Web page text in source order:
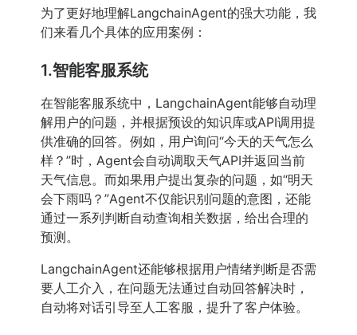
为了更好地理解LangchainAgent的强大功能，我
们来看几个具体的应用案例：
1.智能客服系统
在智能客服系统中，LangchainAgent能够自动理
解用户的问题，并根据预设的知识库或API调用提
供准确的回答。例如，用户询问“今天的天气怎么
样？”时，Agent会自动调取天气API并返回当前
天气信息。而如果用户提出复杂的问题，如“明天
会下雨吗？”Agent不仅能识别问题的意图，还能
通过一系列判断自动查询相关数据，给出合理的
预测。
LangchainAgent还能够根据用户情绪判断是否需
要人工介入，在问题无法通过自动回答解决时，
自动将对话引导至人工客服，提升了客户体验。